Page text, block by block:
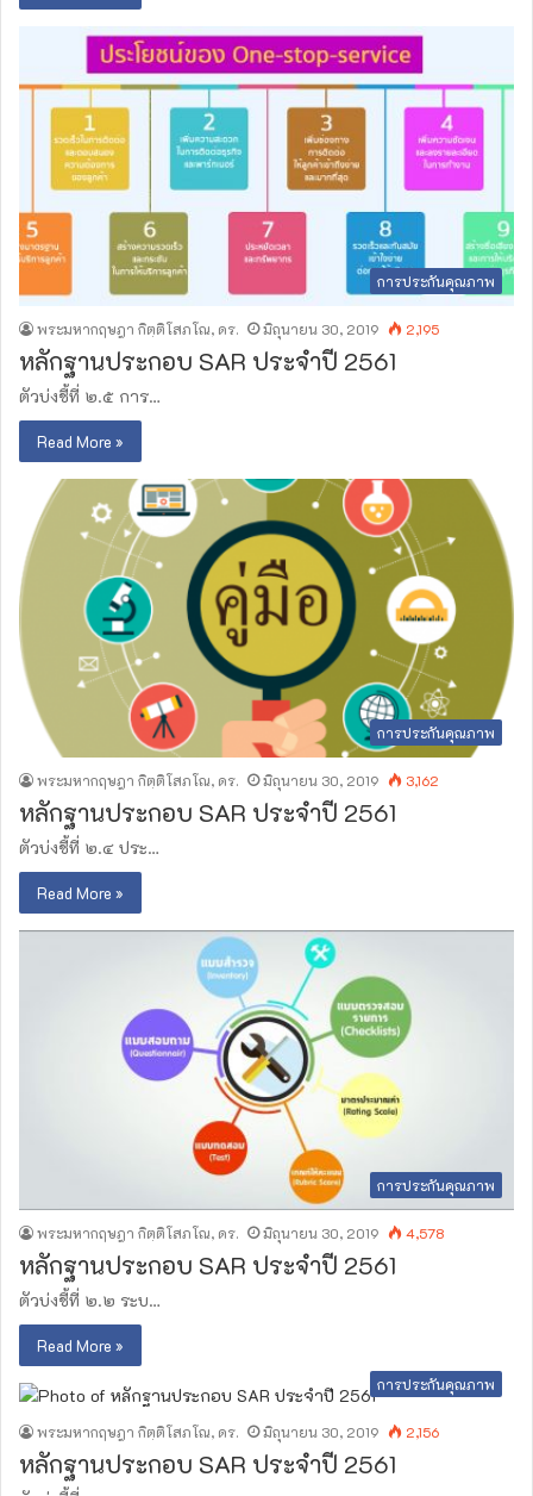
การประกันคุณภาพ
พระมหากฤษฎา กิตฺติโสภโณ, ดร. มิถุนายน 30, 2019 2,195
หลักฐานประกอบ SAR ประจำปี 2561
ตัวบ่งชี้ที่ ๒.๕ การ…
Read More »
การประกันคุณภาพ
พระมหากฤษฎา กิตฺติโสภโณ, ดร. มิถุนายน 30, 2019 3,162
หลักฐานประกอบ SAR ประจำปี 2561
ตัวบ่งชี้ที่ ๒.๔ ประ…
Read More »
การประกันคุณภาพ
พระมหากฤษฎา กิตฺติโสภโณ, ดร. มิถุนายน 30, 2019 4,578
หลักฐานประกอบ SAR ประจำปี 2561
ตัวบ่งชี้ที่ ๒.๒ ระบ…
Read More »
การประกันคุณภาพ
พระมหากฤษฎา กิตฺติโสภโณ, ดร. มิถุนายน 30, 2019 2,156
หลักฐานประกอบ SAR ประจำปี 2561